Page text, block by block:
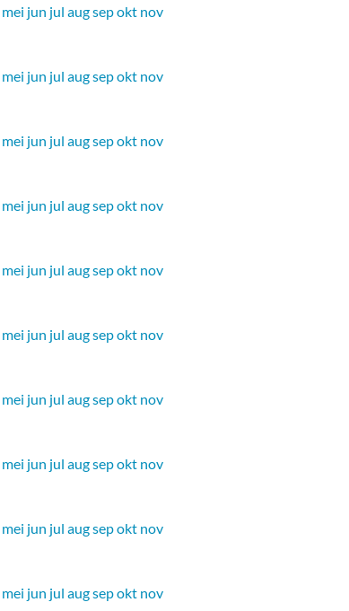
mei jun jul augsepokt nov
mei jun jul augsepokt nov
mei jun jul augsepokt nov
mei jun jul augsepokt nov
mei jun jul augsepokt nov
mei jun jul augsepokt nov
mei jun jul augsepokt nov
mei jun jul augsepokt nov
mei jun jul augsepokt nov
mei jun jul augsepokt nov